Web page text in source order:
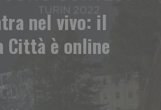
nel vivo: il
Città è online